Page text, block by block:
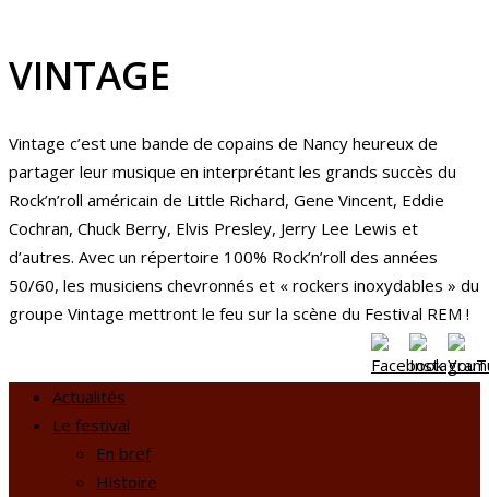
VINTAGE
Vintage c’est une bande de copains de Nancy heureux de
partager leur musique en interprétant les grands succès du
Rock’n’roll américain de Little Richard, Gene Vincent, Eddie
Cochran, Chuck Berry, Elvis Presley, Jerry Lee Lewis et
d’autres. Avec un répertoire 100% Rock’n’roll des années
50/60, les musiciens chevronnés et « rockers inoxydables » du
groupe Vintage mettront le feu sur la scène du Festival REM !
Actualités
Le festival
En bref
Histoire